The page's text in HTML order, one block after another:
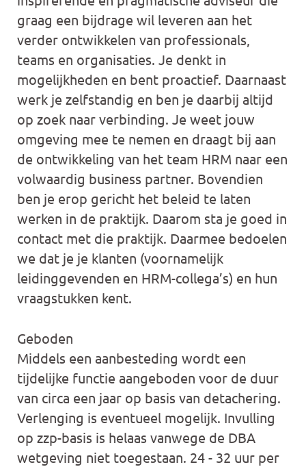
graag een bijdrage wil leveren aan het
verder ontwikkelen van professionals,
teams en organisaties. Je denkt in
mogelijkheden en bent proactief. Daarnaast
werk je zelfstandig en ben je daarbij altijd
op zoek naar verbinding. Je weet jouw
omgeving mee te nemen en draagt bij aan
de ontwikkeling van het team HRM naar een
volwaardig business partner. Bovendien
ben je erop gericht het beleid te laten
werken in de praktijk. Daarom sta je goed in
contact met die praktijk. Daarmee bedoelen
we dat je je klanten (voornamelijk
leidinggevenden en HRM-collega’s) en hun
vraagstukken kent.
Geboden
Middels een aanbesteding wordt een
tijdelijke functie aangeboden voor de duur
van circa een jaar op basis van detachering.
Verlenging is eventueel mogelijk. Invulling
op zzp-basis is helaas vanwege de DBA
wetgeving niet toegestaan. 24 - 32 uur per